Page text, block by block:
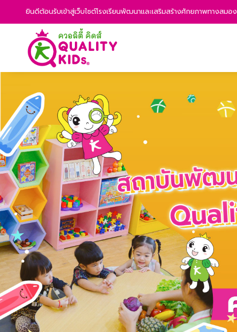
ยินดีต้อนรับเข้าสู่เว็บไซต์โรงเรียนพัฒนาและเสริมสร้างศักยภาพทางสมอง